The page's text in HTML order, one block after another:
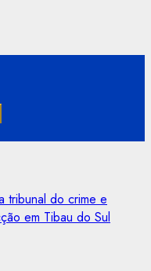
tribunal do crime e
em Tibau do Sul